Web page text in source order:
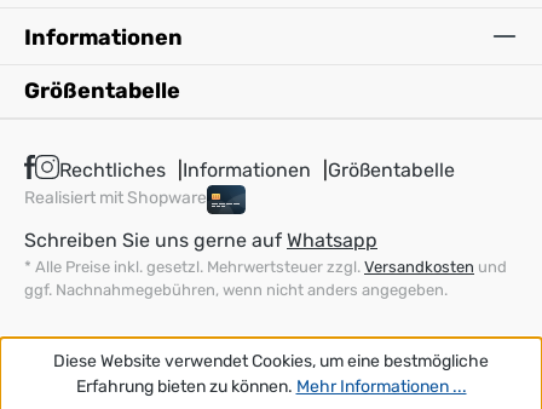
Informationen
Größentabelle
Rechtliches Informationen Größentabelle
Realisiert mit Shopware
Schreiben Sie uns gerne auf Whatsapp
* Alle Preise inkl. gesetzl. Mehrwertsteuer zzgl. Versandkosten und
ggf. Nachnahmegebühren, wenn nicht anders angegeben.
Diese Website verwendet Cookies, um eine bestmögliche
Erfahrung bieten zu können. Mehr Informationen ...